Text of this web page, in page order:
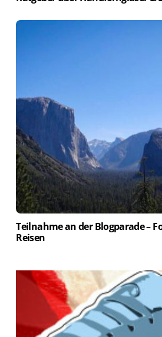
Teilnahme an der Blogparade –
Reisen